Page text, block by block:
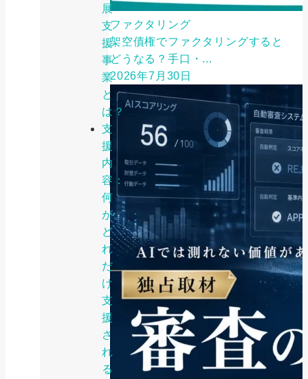
展
支
援
事
業
と
は？
支
援
内
容：
何
が、
ど
れ
だ
け
支
援
さ
れ
る
ファクタリング
架空債権でファクタリングすると
どうなる？手口・...
2026年7月30日